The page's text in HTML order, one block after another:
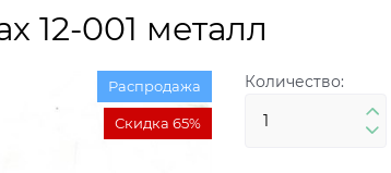
12-001 металл
Распродажа
Скидка 65%
Количество: